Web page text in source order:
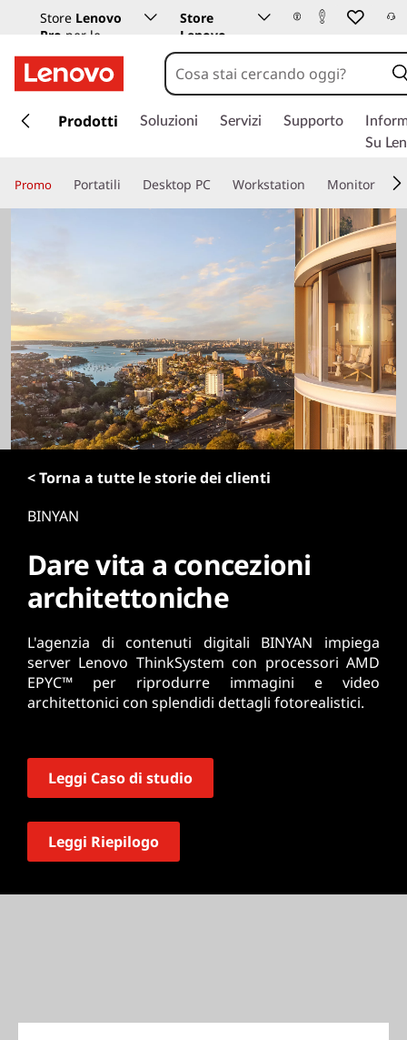
Store Lenovo
Pro per le
aziende
Store
Lenovo
Istruzione
a
a
n
u
t
o
p
r
i
Prodotti Soluzioni Servizi Supporto
Su
Promo Portatili Desktop PC Workstation Monitor
< Torna a tutte le storie dei clienti
BINYAN
Dare vita a concezioni
architettoniche
L'agenzia di contenuti digitali BINYAN impiega
server Lenovo ThinkSystem con processori AMD
EPYC™ per riprodurre immagini e video
architettonici con splendidi dettagli fotorealistici.
Leggi Caso di studio
Leggi Riepilogo